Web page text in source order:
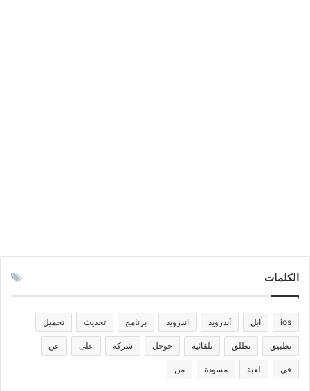
الكلمات
ios آبل أندرويد اندرويد برنامج تحديث تحميل
تطبيق تطلق تلقائية جوجل شركة على عن
في لعبة مسودة من